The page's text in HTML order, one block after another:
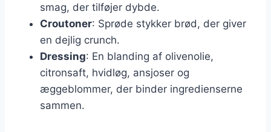
smag, der tilføjer dybde.
Croutoner: Sprøde stykker brød, der giver
en dejlig crunch.
Dressing: En blanding af olivenolie,
citronsaft, hvidløg, ansjoser og
æggeblommer, der binder ingredienserne
sammen.